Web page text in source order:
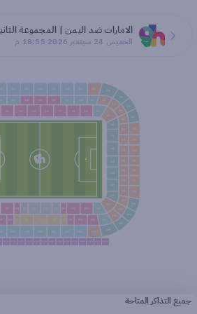
الامارات ضد اليمن | المجموعة
الخميس 24 سبتمبر 2026 18:55 م
جميع التذاكر المتاحة